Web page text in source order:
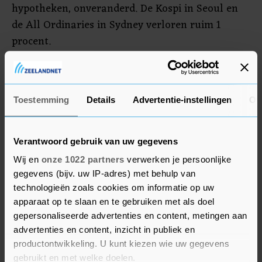
Toestemming Details Advertentie-instellingen
Verantwoord gebruik van uw gegevens
Wij en onze 1022 partners verwerken je persoonlijke
gegevens (bijv. uw IP-adres) met behulp van
technologieën zoals cookies om informatie op uw
apparaat op te slaan en te gebruiken met als doel
gepersonaliseerde advertenties en content, metingen aan
advertenties en content, inzicht in publiek en
productontwikkeling. U kunt kiezen wie uw gegevens
gebruikt en met welke doelen.
hypotheken, onveranderd. De Kospi in Seoul en
de All Ordinaries in Sydney verloren ruim 1
procent.
De beurshandel stond in de laatste volledige
handelsweek van het jaar vooral in het teken van
het rentebesluit van de Federal Reserve. De
Amerikaanse centrale bank verlaagde woensdag
zoals verwacht de rente met een kwart
procentpunt. Fed-voorzitter Jerome Powell zei
echter dat de centrale bank nu voorzichtiger kan
zijn met nieuwe aanpassingen van de rente. De
beleidsmakers van de Fed schatten in dat ze
volgend jaar maar twee keer de rente verlagen,
in plaats van de eerder verwachte vier keer. Het
vooruitzicht dat de leenkosten in de grootste